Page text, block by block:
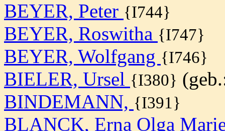
BEYER, Peter {I744}
BEYER, Roswitha {I747}
BEYER, Wolfgang {I746}
BIELER, Ursel {I380}
BINDEMANN, {I391}
BLANCK, Erna Olga